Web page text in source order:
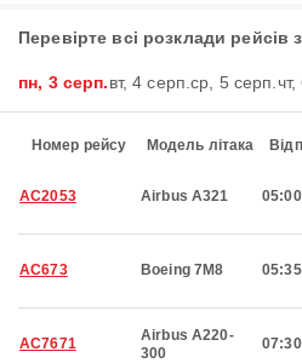
Перевірте всі розклади рейсів
пн, 3 серп.вт, 4 серп.ср, 5 серп. чт,
Номер рейсу Модель літака
AC2053 Airbus A321 05:00
AC673 Boeing 7M8 05:35
AC7671
Airbus A220-
300
07:30